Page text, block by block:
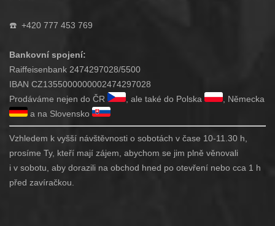
☎️ +420 777 453 769
Bankovní spojení:
Raiffeisenbank 2474297028/5500
IBAN CZ1355000000002474297028
Prodáváme nejen do ČR
, ale také do Polska
, Německa
a na Slovensko
Vzhledem k vyšší návštěvnosti o sobotách v čase 10-11.30 h,
prosíme Ty, kteří mají zájem, abychom se jim plně věnovali
i v sobotu, aby dorazili na obchod hned po otevření nebo cca 1 h
před zavíračkou.